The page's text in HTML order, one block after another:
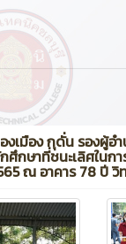
เมือง กุดั่น รองผู้อ
กษาที่ชนะเลิศในก
ณ อาคาร 78 ปี